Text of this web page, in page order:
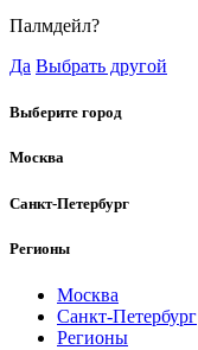
Палмдейл?
Да Выбрать другой
Выберите город
Москва
Санкт-Петербург
Регионы
Москва
Санкт-Петербург
Регионы